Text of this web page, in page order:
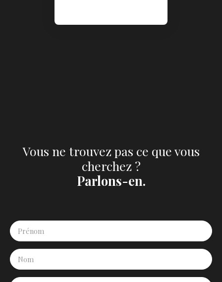
Vous ne trouvez pas ce que vous
cherchez ?
Parlons-en.
Prénom
Nom